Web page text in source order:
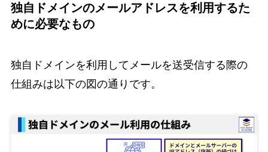
独自ドメインのメールアドレスを利用するた
めに必要なもの
独自ドメインを利用してメールを送受信する際の
仕組みは以下の図の通りです。